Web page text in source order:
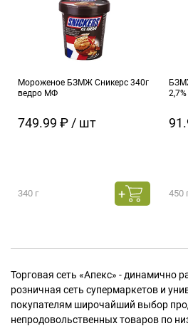
Мороженое БЗМЖ Сникерс 340г
ведро МФ
749.99 ₽ / шт
340 г 450
Торговая сеть «Апекс» - динамично
розничная сеть супермаркетов и
покупателям широчайший выбор
непродовольственных товаров по